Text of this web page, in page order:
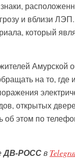
и вблизи
который
Амурской
на то, где
открытых
об этом по
ДВ-РОССв